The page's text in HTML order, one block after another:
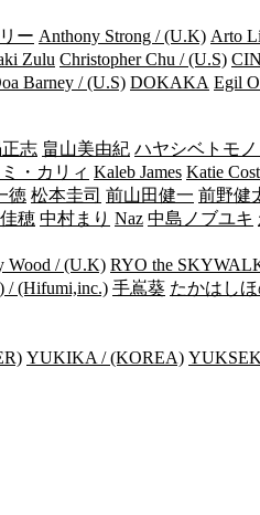
ー Anthony Strong / (U.K) Arto
Zulu Christopher Chu / (U.S)
Barney / (U.S) DOKAKA Egil
志 畠山美由紀 ハヤシベトモノ
・カリィ Kaleb James Katie
徳 松本圭司 前山田健一 前野健
穂 中村まり Naz 中島ノブユキ
Wood / (U.K) RYO the
/ (Hifumi,inc.) 手嶌葵 たかはし
YUKIKA / (KOREA)